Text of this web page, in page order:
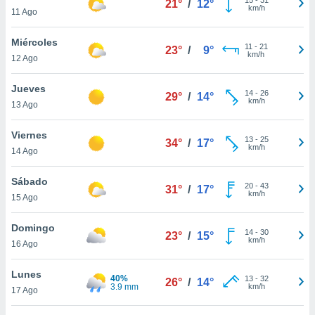
más
nuestra
y
de
disponible
cookies
aceptar
11 Ago
21° / 12°
km/h
Miércoles
12 Ago
23° / 9° 11 - 21
km/h
Jueves
13 Ago
29° / 14° 14- 26
km/h
Viernes
14 Ago
34° / 17° 13- 25
km/h
Sábado
15 Ago
31° / 17° 20- 43
km/h
Domingo
16 Ago
23° / 15° 14- 30
km/h
Lunes
17 Ago
40%
3.9 mm
26° / 14° 13- 32
km/h